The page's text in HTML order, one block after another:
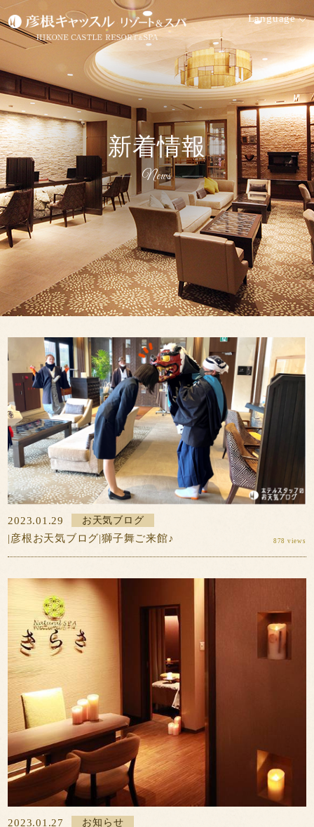
Language
新着情報
News
2023.01.29 お天気ブログ
|彦根お天気ブログ|獅子舞ご来館♪ 878 views
2023.01.27 お知らせ
空室検索
宿泊日
日付未
泊数
部屋
数
室
大人
名
検索す
る
プ
ラ
ン
一
覧
空
室
カ
レ
ン
ダ
ー
会員ログイン
予約の確認・変
更・キャンセル
会員登録
※2021/07/19の午後2時より予約システムが変更
となりました。それ以前にご予約のお客様で予約
内容に変更がある場合は、こちらからご連絡をお
願い致します。